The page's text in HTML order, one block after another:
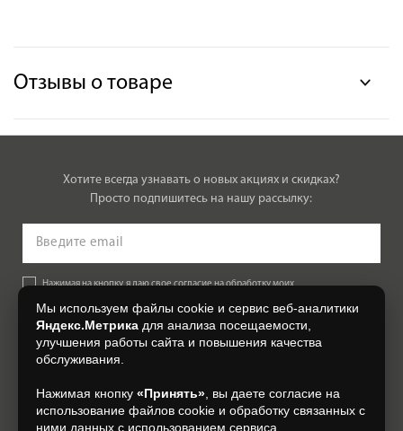
Отзывы о товаре
Хотите всегда узнавать о новых акциях и скидках?
Просто подпишитесь на нашу рассылку:
Нажимая на кнопку, я даю свое согласие на обработку моих
Согласии на обработку персональных данных.
+7 (4832) 300-007
Мы используем файлы cookie и сервис веб-аналитики
Яндекс.Метрика для анализа посещаемости,
улучшения работы сайта и повышения качества
обслуживания.
Нажимая кнопку «Принять» , вы даете согласие на
использование файлов cookie и обработку связанных с
ними данных с использованием сервиса